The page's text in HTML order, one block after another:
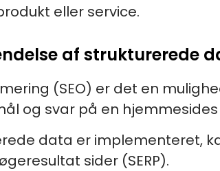
eller service.
af strukturerede
(SEO) er det en
og svar på en hjemmesides
data er implementeret,
sider (SERP).